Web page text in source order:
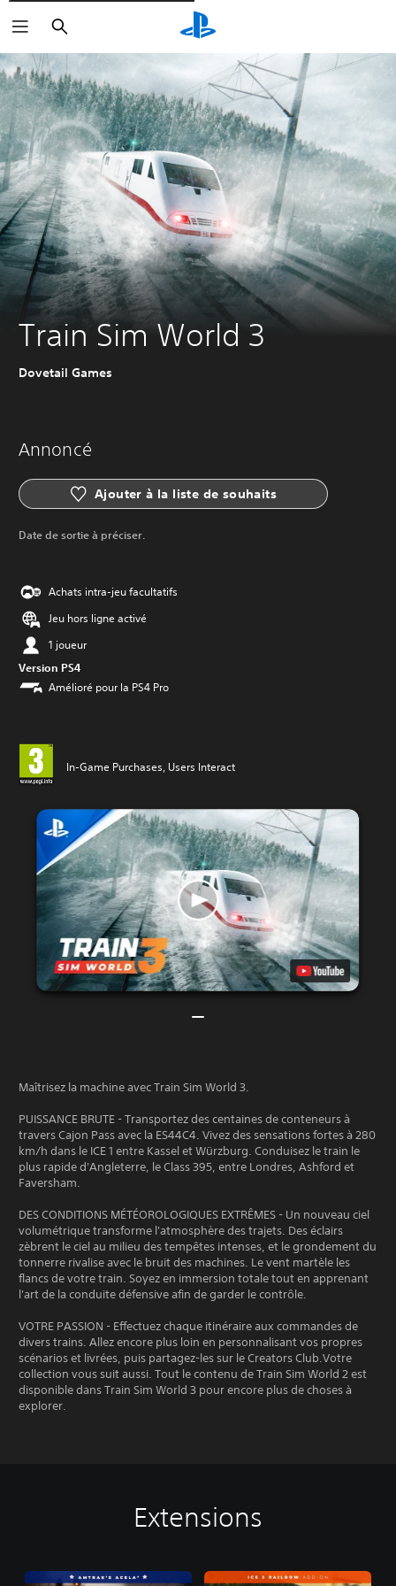
Rechercher
Train Sim World 3
Dovetail Games
Annoncé
Ajouter à la liste de souhaits
Date de sortie à préciser.
Achats intra-jeu facultatifs
Jeu hors ligne activé
1 joueur
Version PS4
Amélioré pour la PS4 Pro
In-Game Purchases, Users Interact
Maîtrisez la machine avec Train Sim World 3.
PUISSANCE BRUTE - Transportez des centaines de conteneurs à
travers Cajon Pass avec la ES44C4. Vivez des sensations fortes à 280
km/h dans le ICE 1 entre Kassel et Würzburg. Conduisez le train le
plus rapide d'Angleterre, le Class 395, entre Londres, Ashford et
Faversham.
DES CONDITIONS MÉTÉOROLOGIQUES EXTRÊMES - Un nouveau ciel
volumétrique transforme l'atmosphère des trajets. Des éclairs
zèbrent le ciel au milieu des tempêtes intenses, et le grondement du
tonnerre rivalise avec le bruit des machines. Le vent martèle les
flancs de votre train. Soyez en immersion totale tout en apprenant
l'art de la conduite défensive afin de garder le contrôle.
VOTRE PASSION - Effectuez chaque itinéraire aux commandes de
divers trains. Allez encore plus loin en personnalisant vos propres
scénarios et livrées, puis partagez-les sur le Creators Club.Votre
collection vous suit aussi. Tout le contenu de Train Sim World 2 est
disponible dans Train Sim World 3 pour encore plus de choses à
explorer.
Extensions